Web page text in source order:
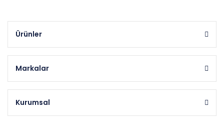
Ürünler
Markalar
Kurumsal